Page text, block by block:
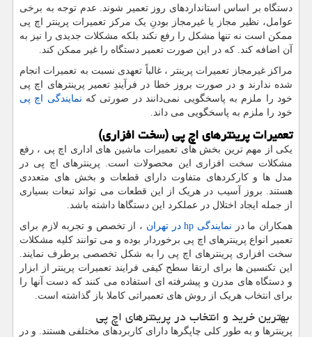
دستگاه بر اساس استانداردهای روز تعمیر شوند. عدم توجه به برخی
عوامل، نظیر مجاز یا غیرمجاز بودنِ یک مرکز تعمیرات پرینتر اچ پی
ممکن است نه تنها مشکل را رفع نکند بلکه مشکلات جدیدی را نیز به
آن اضافه کند. که در این صورت تعمیر دستگاه را غیر ممکن کند.
مراکز غیرمجاز تعمیرات پرینتر ، غالباً تعهدی نسبت به تعمیرات انجام
شده ندارند و در صورت بروز خطا در فرآیندِ تعمیر پرینترهای اچ پی
خود را ملزم به پاسخگویی نمی‌دانند در صورتی که نمایندگی اچ پی
خود را ملزم به پاسخگویی می داند.
تعمیرات پرینترهای اچ پی (سخت افزاری)
یکی از مهم ترین بخش های تعمیرات ماشین های اداری اچ پی ، رفع
مشکلات سخت افزاری این محصولات است. پرینترهای اچ پی در
مدل ها و کارکردهای متفاوت دارای قطعات و بخش های متعددی
هستند. بروز آسیب در هریک از این قطعات می تواند تبعات بسیاری
از جمله ایجاد اختلال در عملکرد این دستگاها داشته باشد.
همکاران ما در نمایندگی hpدر تهران ، از تخصص و تجربه لازم برای
تعمیر انواع پرینترهای اچ پی برخوردار بوده و می توانند کلیه مشکلات
سخت افزاری پرینترهای اچ پی را به شکل تخصصی برطرف نمایند.
این تکنسین ها برای ارتقا سطح کیفی فرایند تعمیرات پرینتر از ابزار
و دستگاه های مدرن و پیشرفته ای استفاده می کنند که دست آنها را
برای انتخاب هریک از روش های تعمیراتی کاملا باز گذاشته است.
بهترین خرید و انتخاب در پرینترهای اچ پی
پرینترها و به طور کلی چاپگرها دارای کاربردهای مختلفی هستند. و در